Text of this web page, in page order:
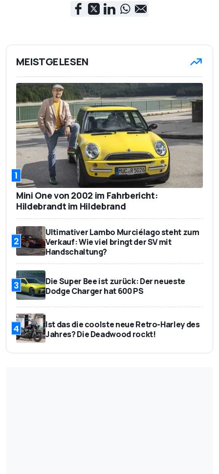
MEISTGELESEN
1
Mini One von 2002 im Fahrbericht:
Hildebrandt im Hildebrand
2
Ultimativer Lambo Murciélago steht zum
Verkauf: Wie viel bringt der SV mit
Handschaltung?
3
Die Super Bee ist zurück: Der neueste
Dodge Charger hat 600 PS
4
Ist das die coolste neue Retro-Harley des
Jahres? Die Deadwood rockt!